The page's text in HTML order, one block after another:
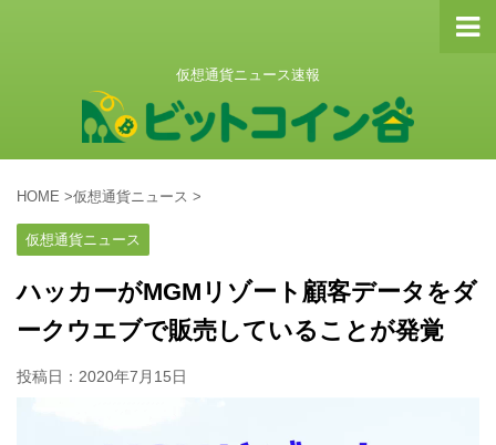
仮想通貨ニュース速報
HOME >仮想通貨ニュース >
仮想通貨ニュース
ハッカーがMGMリゾート顧客データをダ
ークウエブで販売していることが発覚
投稿日： 2020年7月15日